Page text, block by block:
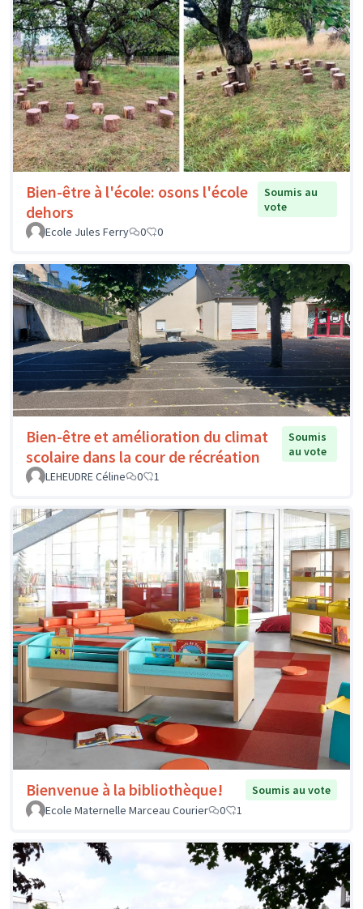
Bien-être à l'école: osons l'école
dehors
Soumis au
vote
Ecole Jules Ferry
0 0
Bien-être et amélioration du climat
scolaire dans la cour de récréation
Soumis
au vote
LEHEUDRE Céline
0 1
Bienvenue à la bibliothèque!
Soumis au vote
Ecole Maternelle Marceau Courier
0 1